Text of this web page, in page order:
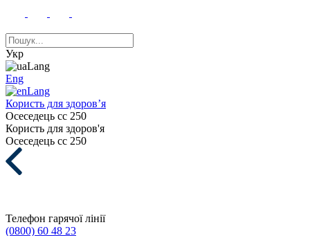
Укр
Eng
Користь для здоров’я
Осеседець сс 250
Користь для здоров'я
Осеседець сс 250
Телефон гарячої лінії
(0800) 60 48 23